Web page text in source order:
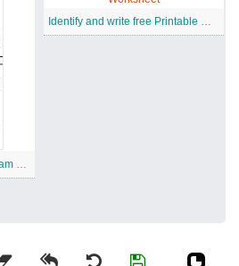
Gymnast on the Olympics Beam Coloring Page
Identify and write free Printable Worksheet